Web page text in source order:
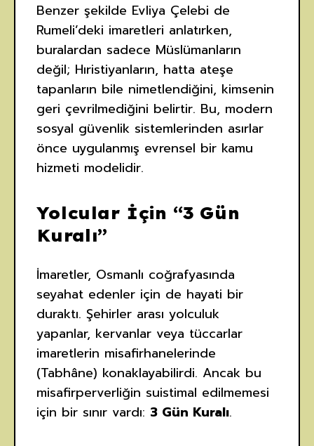
Benzer şekilde Evliya Çelebi de
Rumeli’deki imaretleri anlatırken,
buralardan sadece Müslümanların
değil; Hıristiyanların, hatta ateşe
tapanların bile nimetlendiğini, kimsenin
geri çevrilmediğini belirtir. Bu, modern
sosyal güvenlik sistemlerinden asırlar
önce uygulanmış evrensel bir kamu
hizmeti modelidir.
Yolcular İçin “3 Gün
Kuralı”
İmaretler, Osmanlı coğrafyasında
seyahat edenler için de hayati bir
duraktı. Şehirler arası yolculuk
yapanlar, kervanlar veya tüccarlar
imaretlerin misafirhanelerinde
(Tabhâne) konaklayabilirdi. Ancak bu
misafirperverliğin suistimal edilmemesi
için bir sınır vardı: 3 Gün Kuralı.